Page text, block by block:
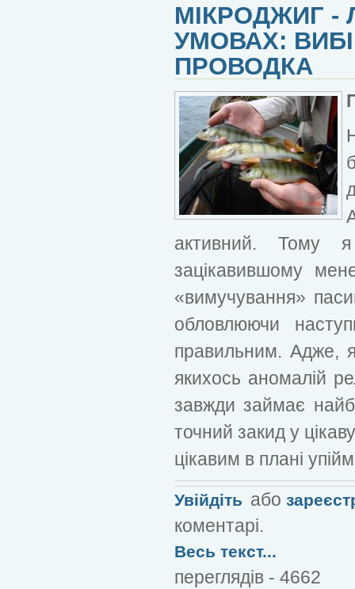
МІКРОДЖИГ -
УМОВАХ:
ПРОВОДКА
активний. Тому
зацікавившому
«вимучування»
обловлюючи
правильним. Адже,
якихось аномалій
завжди займає
точний закид у
цікавим в плані
Увійдіть або
коментарі.
Весь текст...
переглядів - 4662